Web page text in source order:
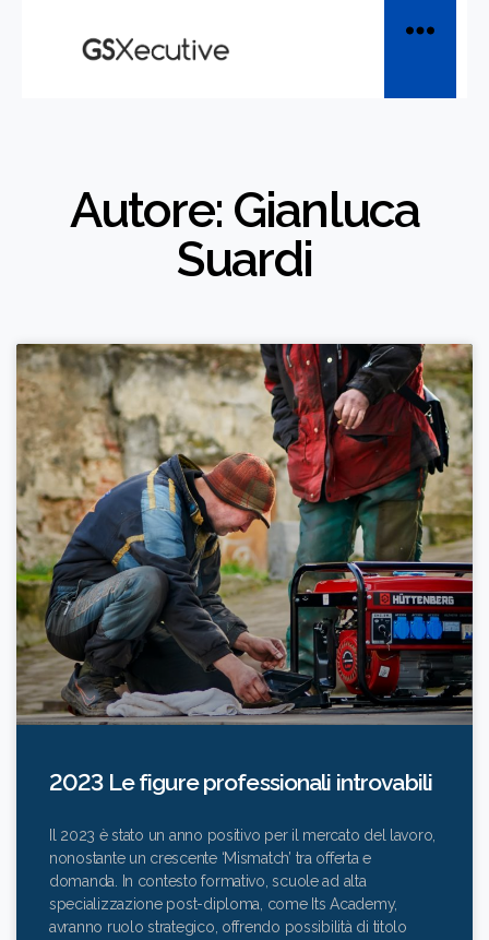
Autore: Gianluca
Suardi
2023 Le figure professionali introvabili
Il 2023 è stato un anno positivo per il mercato del lavoro,
nonostante un crescente ‘Mismatch’ tra offerta e
domanda. In contesto formativo, scuole ad alta
specializzazione post-diploma, come Its Academy,
avranno ruolo strategico, offrendo possibilità di titolo